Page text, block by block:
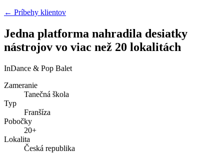
← Príbehy klientov
Jedna platforma nahradila desiatky
nástrojov vo viac než 20 lokalitách
InDance & Pop Balet
Zameranie
Tanečná škola
Typ
Franšíza
Pobočky
20+
Lokalita
Česká republika